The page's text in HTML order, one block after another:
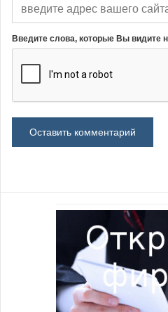
Введите слова, которые Вы видите